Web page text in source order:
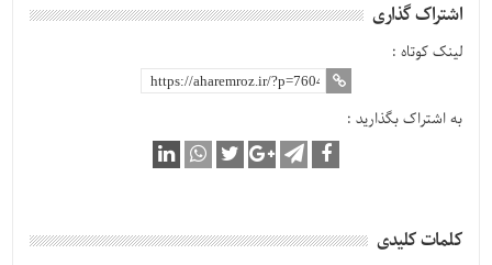
اشتراک گذاری
لینک کوتاه :
به اشتراک بگذارید :
کلمات کلیدی